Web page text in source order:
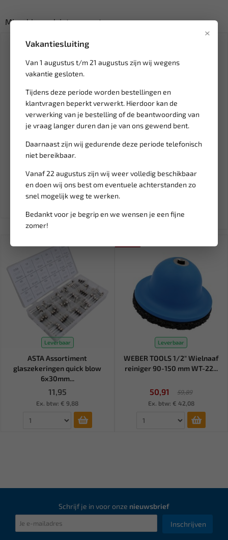
×
Vakantiesluiting
Van 1 augustus t/m 21 augustus zijn wij wegens
vakantie gesloten.
Tijdens deze periode worden bestellingen en
klantvragen beperkt verwerkt. Hierdoor kan de
verwerking van je bestelling of de beantwoording van
je vraag langer duren dan je van ons gewend bent.
Daarnaast zijn wij gedurende deze periode telefonisch
niet bereikbaar.
Vanaf 22 augustus zijn wij weer volledig beschikbaar
en doen wij ons best om eventuele achterstanden zo
snel mogelijk weg te werken.
Bedankt voor je begrip en we wensen je een fijne
zomer!
Misschien ook interessant:
FORCE 1/2" Krachtdop voor
12,16
Ex. btw: € 10,05
483,29
568,58
Leverbaar
ASTA Assortiment
glaszekeringen quick blow
6x30mm...
11,95
Ex. btw: € 9,88
Leverbaar
WEBER TOOLS 1/2" Wielnaaf
reiniger 90-150 mm WT-22...
50,91
59,89
Ex. btw: € 42,08
Schrijf je in voor onze nieuwsbrief
Inschrijven